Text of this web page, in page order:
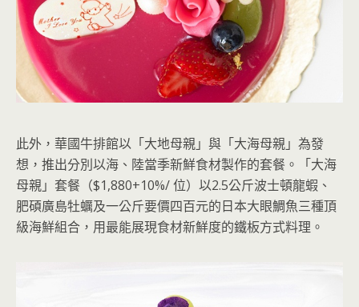
此外，華國牛排館以「大地母親」與「大海母親」為發
想，推出分別以海、陸當季新鮮食材製作的套餐。「大海
母親」套餐（$1,880+10%/ 位）以2.5公斤波士頓龍蝦、
肥碩廣島牡蠣及一公斤要價四百元的日本大眼鯛魚三種頂
級海鮮組合，用最能展現食材新鮮度的鐵板方式料理。